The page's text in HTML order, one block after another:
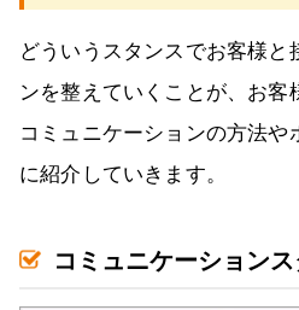
どういうスタンスでお客様と
ンを整えていくことが、お客
コミュニケーションの方法や
に紹介していきます。
コミュニケーション